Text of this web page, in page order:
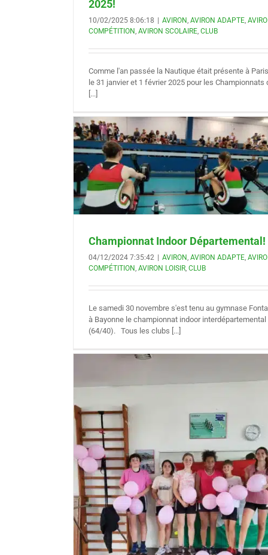
2025!
10/02/2025 8:06:18 AVIRON, AVIRON ADAPTE,
COMPÉTITION, AVIRON SCOLAIRE, CLUB
Comme l'an passée la Nautique était présente à Paris
le 31 janvier et 1 février 2025 pour les Championnats
[...]
Championnat Indoor Départemental!
04/12/2024 7:35:42 | AVIRON AVIRON ADAPTE
COMPÉTITION AVIRON LOISIR CLUB
Le samedi 30 novembre s'est tenu au gymnase
à Bayonne le championnat indoor interdépartemental
(64/40). Tous les clubs [...]